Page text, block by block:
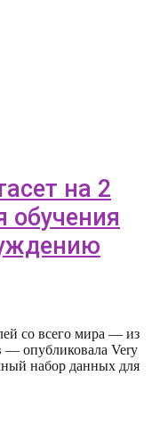
на 2
обучения
со всего мира — из
— опубликовала Very
набор данных для